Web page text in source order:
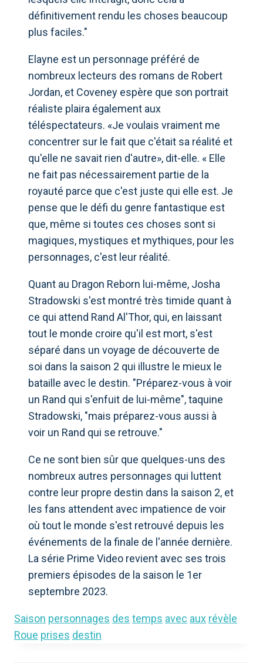
définitivement rendu les choses beaucoup
plus faciles."
Elayne est un personnage préféré de
nombreux lecteurs des romans de Robert
Jordan, et Coveney espère que son portrait
réaliste plaira également aux
téléspectateurs. «Je voulais vraiment me
concentrer sur le fait que c'était sa réalité et
qu'elle ne savait rien d'autre», dit-elle. « Elle
ne fait pas nécessairement partie de la
royauté parce que c'est juste qui elle est. Je
pense que le défi du genre fantastique est
que, même si toutes ces choses sont si
magiques, mystiques et mythiques, pour les
personnages, c'est leur réalité.
Quant au Dragon Reborn lui-même, Josha
Stradowski s'est montré très timide quant à
ce qui attend Rand Al'Thor, qui, en laissant
tout le monde croire qu'il est mort, s'est
séparé dans un voyage de découverte de
soi dans la saison 2 qui illustre le mieux le
bataille avec le destin. "Préparez-vous à voir
un Rand qui s'enfuit de lui-même", taquine
Stradowski, "mais préparez-vous aussi à
voir un Rand qui se retrouve."
Ce ne sont bien sûr que quelques-uns des
nombreux autres personnages qui luttent
contre leur propre destin dans la saison 2, et
les fans attendent avec impatience de voir
où tout le monde s'est retrouvé depuis les
événements de la finale de l'année dernière.
La série Prime Video revient avec ses trois
premiers épisodes de la saison le 1er
septembre 2023.
Saison personnages des temps avec aux révèle
Roue prises destin